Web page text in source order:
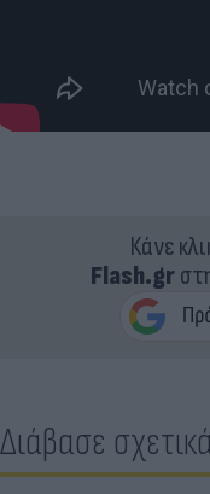
Κάνε
Flash.gr
Διάβασε